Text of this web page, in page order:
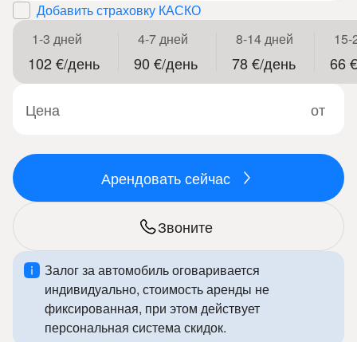
Добавить страховку КАСКО
1-3 дней
102 €/день
4-7 дней
90 €/день
8-14 дней
78 €/день
15-
66
Цена от
Звоните
Арендовать сейчас
Залог за автомобиль оговаривается
индивидуально, стоимость аренды не
фиксированная, при этом действует
персональная система скидок.